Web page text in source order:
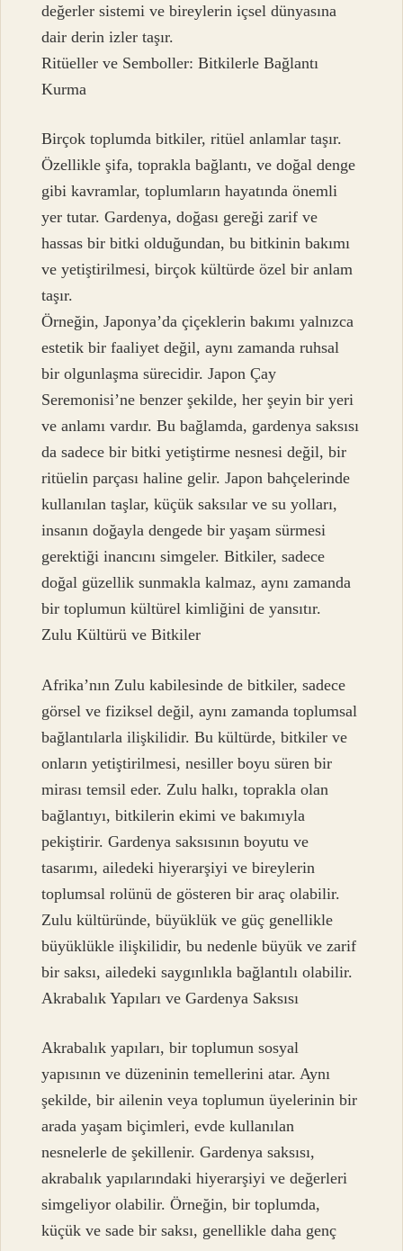
değerler sistemi ve bireylerin içsel dünyasına
dair derin izler taşır.
Ritüeller ve Semboller: Bitkilerle Bağlantı
Kurma
Birçok toplumda bitkiler, ritüel anlamlar taşır.
Özellikle şifa, toprakla bağlantı, ve doğal denge
gibi kavramlar, toplumların hayatında önemli
yer tutar. Gardenya, doğası gereği zarif ve
hassas bir bitki olduğundan, bu bitkinin bakımı
ve yetiştirilmesi, birçok kültürde özel bir anlam
taşır.
Örneğin, Japonya’da çiçeklerin bakımı yalnızca
estetik bir faaliyet değil, aynı zamanda ruhsal
bir olgunlaşma sürecidir. Japon Çay
Seremonisi’ne benzer şekilde, her şeyin bir yeri
ve anlamı vardır. Bu bağlamda, gardenya saksısı
da sadece bir bitki yetiştirme nesnesi değil, bir
ritüelin parçası haline gelir. Japon bahçelerinde
kullanılan taşlar, küçük saksılar ve su yolları,
insanın doğayla dengede bir yaşam sürmesi
gerektiği inancını simgeler. Bitkiler, sadece
doğal güzellik sunmakla kalmaz, aynı zamanda
bir toplumun kültürel kimliğini de yansıtır.
Zulu Kültürü ve Bitkiler
Afrika’nın Zulu kabilesinde de bitkiler, sadece
görsel ve fiziksel değil, aynı zamanda toplumsal
bağlantılarla ilişkilidir. Bu kültürde, bitkiler ve
onların yetiştirilmesi, nesiller boyu süren bir
mirası temsil eder. Zulu halkı, toprakla olan
bağlantıyı, bitkilerin ekimi ve bakımıyla
pekiştirir. Gardenya saksısının boyutu ve
tasarımı, ailedeki hiyerarşiyi ve bireylerin
toplumsal rolünü de gösteren bir araç olabilir.
Zulu kültüründe, büyüklük ve güç genellikle
büyüklükle ilişkilidir, bu nedenle büyük ve zarif
bir saksı, ailedeki saygınlıkla bağlantılı olabilir.
Akrabalık Yapıları ve Gardenya Saksısı
Akrabalık yapıları, bir toplumun sosyal
yapısının ve düzeninin temellerini atar. Aynı
şekilde, bir ailenin veya toplumun üyelerinin bir
arada yaşam biçimleri, evde kullanılan
nesnelerle de şekillenir. Gardenya saksısı,
akrabalık yapılarındaki hiyerarşiyi ve değerleri
simgeliyor olabilir. Örneğin, bir toplumda,
küçük ve sade bir saksı, genellikle daha genç